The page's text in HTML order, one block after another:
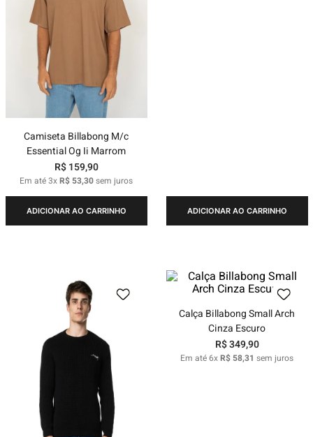
Camiseta Billabong M/c
Essential Og Ii Marrom
R$ 159,90
Em até3xR$ 53,30sem juros
ADICIONAR AO CARRINHO ADICIONAR AO CARRINHO
Calça Billabong Small Arch
Cinza Escuro
R$349,90
Em até6xR$ 58,31 sem juros